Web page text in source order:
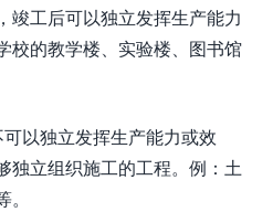
竣工后可以独立发挥生产能力
校的教学楼、实验楼、图书馆
以独立发挥生产能力或效
独立组织施工的工程。例：土